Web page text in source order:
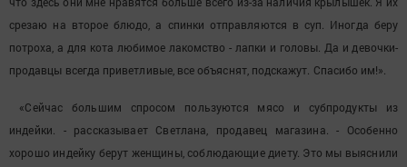
срезаю на второе блюдо, а спинки отправляются в суп. Иногда беру
потроха, а для кота любимое лакомство - лапки и головы. Да и девочки-
продавцы всегда приветливые, все объяснят, подскажут. Спасибо им!».
«Сейчас большим спросом пользуются мясо и субпродукты из
индейки. - рассказывает Светлана, продавец магазина. - Особенно
хорошо индейку берут женщины, соблюдающие диету. Это мы выяснили